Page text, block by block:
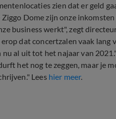
zien dat er geld
Dome zijn onze
business werkt", zegt
dat concertzalen vaak lang
al uit tot het najaar van
het nog te zeggen, maar je
Lees hier meer.